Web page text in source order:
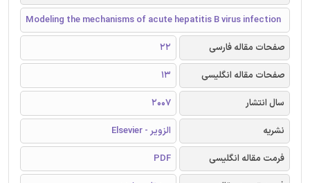
Modeling the mechanisms of acute hepatitis B virus infection
صفحات مقاله فارسی
22
صفحات مقاله انگلیسی
13
سال انتشار
2007
نشریه
الزویر - Elsevier
فرمت مقاله انگلیسی
PDF